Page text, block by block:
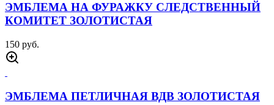
ЭМБЛЕМА НА ФУРАЖКУ СЛЕДСТВЕННЫЙ
КОМИТЕТ ЗОЛОТИСТАЯ
150 руб.
ЭМБЛЕМА ПЕТЛИЧНАЯ ВДВ ЗОЛОТИСТАЯ